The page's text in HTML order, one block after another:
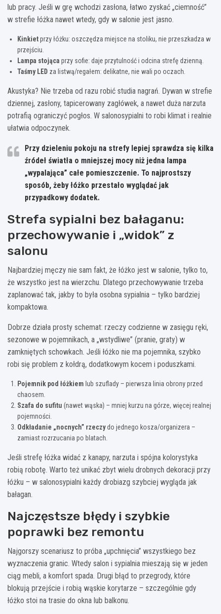
lub pracy. Jeśli w grę wchodzi zasłona, łatwo zyskać „ciemność”
w strefie łóżka nawet wtedy, gdy w salonie jest jasno.
Kinkietprzy łóżku: oszczędza miejsce na stoliku, nie przeszkadza w
przejściu.
Lampa stojąca przy sofie: daje przytulność i odcina strefę dzienną.
Taśmy LED za listwą/regałem: delikatne, nie wali po oczach.
Akustyka? Nie trzeba od razu robić studia nagrań. Dywan w strefie
dziennej, zasłony, tapicerowany zagłówek, a nawet duża narzuta
potrafią ograniczyć pogłos. W salonosypialni to robi klimat i realnie
ułatwia odpoczynek.
Przy dzieleniu pokoju na strefy lepiej sprawdza się kilka
źródeł światła o mniejszej mocy niż jedna lampa
„wypalająca” całe pomieszczenie. To najprostszy
sposób, żeby łóżko przestało wyglądać jak
przypadkowy dodatek.
Strefa sypialni bez bałaganu:
przechowywanie i „widok” z
salonu
Najbardziej męczy nie sam fakt, że łóżko jest w salonie, tylko to,
że wszystko jest na wierzchu. Dlatego przechowywanie trzeba
zaplanować tak, jakby to była osobna sypialnia – tylko bardziej
kompaktowa.
Dobrze działa prosty schemat: rzeczy codzienne w zasięgu ręki,
sezonowe w pojemnikach, a „wstydliwe” (pranie, graty) w
zamkniętych schowkach. Jeśli łóżko nie ma pojemnika, szybko
robi się problem z kołdrą, dodatkowym kocem i poduszkami.
Pojemnik pod łóżkiem lub szuflady – pierwsza linia obrony przed
chaosem.
Szafa do sufitu (nawet wąska) – mniej kurzu na górze, więcej realnej
pojemności.
Odkładanie „nocnych” rzeczydo jednego kosza/organizera –
zamiast rozrzucania po blatach.
Jeśli strefę łóżka widać z kanapy, narzuta i spójna kolorystyka
robią robotę. Warto też unikać zbyt wielu drobnych dekoracji przy
łóżku – w salonosypialni każdy drobiazg szybciej wygląda jak
bałagan.
Najczęstsze błędy i szybkie
poprawki bez remontu
Najgorszy scenariusz to próba „upchnięcia” wszystkiego bez
wyznaczenia granic. Wtedy salon i sypialnia mieszają się w jeden
ciąg mebli, a komfort spada. Drugi błąd to przegrody, które
blokują przejście i robią wąskie korytarze – szczególnie gdy
łóżko stoi na trasie do okna lub balkonu.